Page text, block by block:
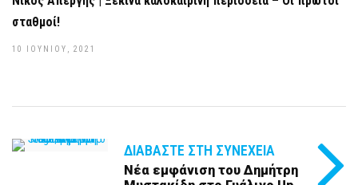
σταθμοί!
10 ΙΟΥΝΊΟΥ, 2021
ΔΙΑΒΆΣΤΕ ΣΤΗ ΣΥΝΈΧΕΙΑ
Νέα εμφάνιση του Δημήτρη